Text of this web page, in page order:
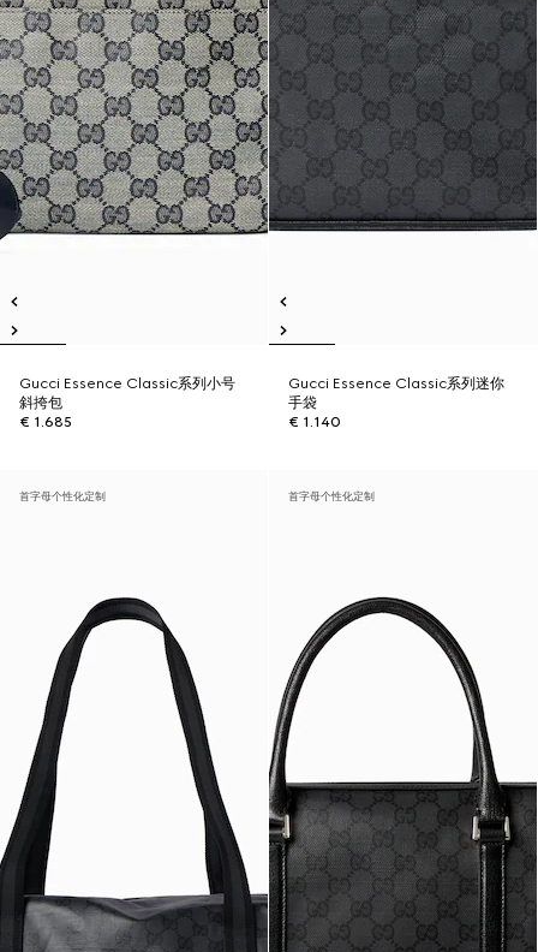
Gucci Essence Classic系列小号
斜挎包
€ 1.685
Gucci Essence Classic系列迷你
手袋
€ 1.140
首字母个性化定制 首字母个性化定制